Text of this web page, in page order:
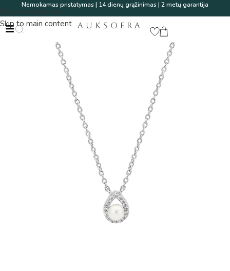
Skip to navigation
Skip to main content
Nemokamas pristatymas | 14 dienų grąžinimas | 2 metų garantija
AUKSOERA